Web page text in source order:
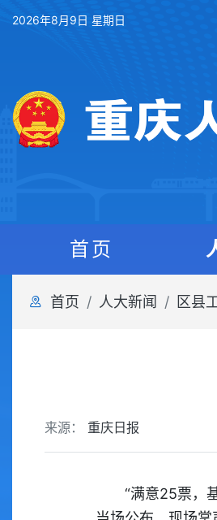
2026年8月9日 星期日
首页
首页 人大新闻 区县
来源： 重庆日报
“满意25票，